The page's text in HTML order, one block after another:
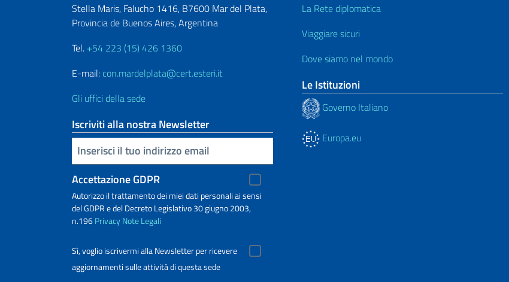
Stella Maris, Falucho 1416, B7600 Mar del Plata,
Provincia de Buenos Aires, Argentina
Tel. +54 223 (15) 426 1360
E-mail: con.mardelplata@cert.esteri.it
Gli uffici della sede
Iscriviti alla nostra Newsletter
Inserisci la tua email
Accettazione GDPR
Autorizzo il trattamento dei miei dati personali ai sensi
del GDPR e del Decreto Legislativo 30 giugno 2003,
n.196PrivacyNote Legali
Sì, voglio iscrivermi alla Newsletter per ricevere
aggiornamenti sulle attività di questa sede
La Rete diplomatica
Viaggiare sicuri
Dove siamo nel mondo
Le Istituzioni
Governo Italiano
Europa.eu